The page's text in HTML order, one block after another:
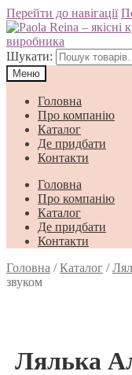
Перейти до навігації
Шукати:
Меню
Головна
Про компанію
Каталог
Де придбати
Контакти
Головна
Про компанію
Каталог
Де придбати
Контакти
Головна /Каталог /
звуком
Лялька